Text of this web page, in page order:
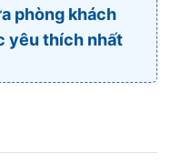
phòng khách
yêu thích nhất